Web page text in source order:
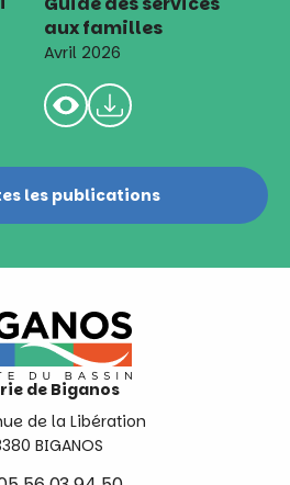
aux familles
Avril 2026
les publications
de Biganos
de la Libération
BIGANOS